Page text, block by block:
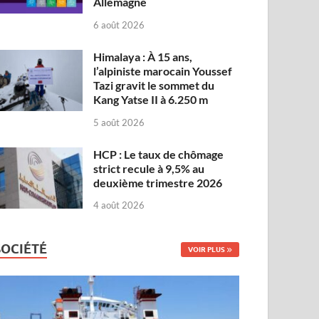
6 août 2026
Himalaya : À 15 ans,
l’alpiniste marocain Youssef
Tazi gravit le sommet du
Kang Yatse II à 6.250 m
5 août 2026
HCP : Le taux de chômage
strict recule à 9,5% au
deuxième trimestre 2026
4 août 2026
VOIR PLUS